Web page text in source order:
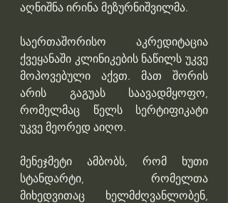
აღნიშნა ირინა მეზურნიშვილმა.
საერთაშორისო აკრედიტაცია
ქვეყანაში კლინიკების ნაწილს უკვე
მოპოვებული აქვთ. მათ შორის
არის გაგუას საავადმყოფო,
რომელმაც წელს სერტიფიკატი
უკვე მეორედ აიღო.
მენეჯმეტი ამბობს, რომ ხუთი
სტანდარტი, რომელთა
მიხედვითაც ხელმძღვანლობენ,